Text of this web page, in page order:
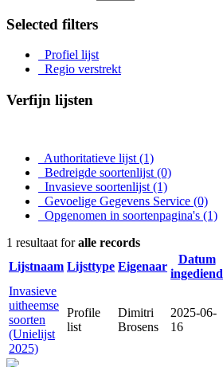
Selected filters
Profiel lijst
Regio verstrekt
Verfijn lijsten
Authoritatieve lijst (1)
Bedreigde soortenlijst (0)
Invasieve soortenlijst (1)
Gevoelige Gegevens Service (0)
Opgenomen in soortenpagina's (1)
1 resultaat foralle records
Lijstnaam Lijsttype Eigenaar
Datum
ingediend
Invasieve
uitheemse
soorten
(Unielijst
2025)
Profile
list
Dimitri
Brosens
2025-06-
16